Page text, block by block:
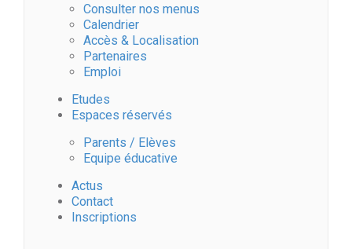
Consulter nos menus
Calendrier
Accès & Localisation
Partenaires
Emploi
Etudes
Espaces réservés
Parents / Elèves
Equipe éducative
Actus
Contact
Inscriptions